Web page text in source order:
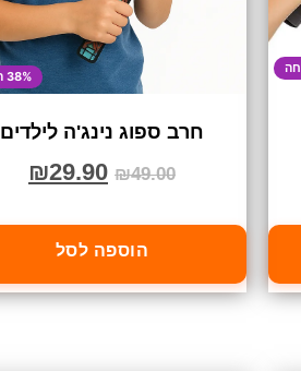
38% הנחה
חרב ספוג נינג'ה לילדים
₪49.00
₪29.90
הוספה לסל